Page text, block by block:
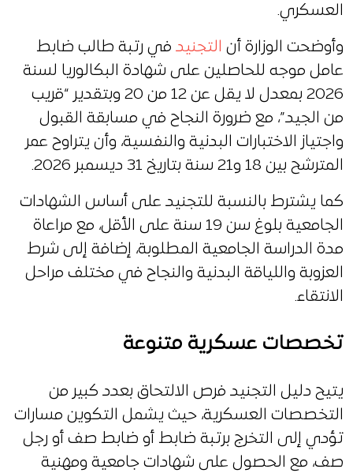
العسكري.
وأوضحت الوزارة أن التجنيد في رتبة طالب ضابط
عامل موجه للحاصلين على شهادة البكالوريا لسنة
2026 بمعدل لا يقل عن 12 من 20 وبتقدير “قريب
من الجيد”، مع ضرورة النجاح في مسابقة القبول
واجتياز الاختبارات البدنية والنفسية، وأن يتراوح عمر
المترشح بين 18 و21 سنة بتاريخ 31 ديسمبر 2026.
كما يشترط بالنسبة للتجنيد على أساس الشهادات
الجامعية بلوغ سن 19 سنة على الأقل، مع مراعاة
مدة الدراسة الجامعية المطلوبة، إضافة إلى شرط
العزوبة واللياقة البدنية والنجاح في مختلف مراحل
الانتقاء.
تخصصات عسكرية متنوعة
يتيح دليل التجنيد فرص الالتحاق بعدد كبير من
التخصصات العسكرية، حيث يشمل التكوين مسارات
تؤدي إلى التخرج برتبة ضابط أو ضابط صف أو رجل
صف، مع الحصول على شهادات جامعية ومهنية